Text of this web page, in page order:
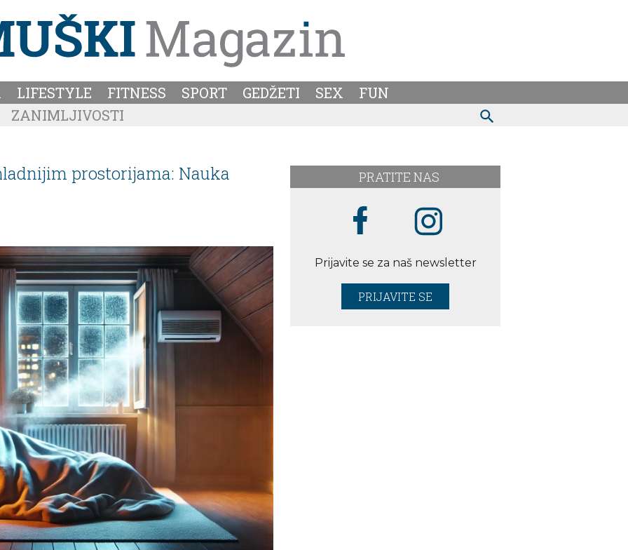
LIFESTYLE FITNESS SPORT GEDŽETI SEX
FUN
ZANIMLJIVOSTI
prostorijama: Nauka
PRATITE NAS
Prijavite se za naš newsletter
PRIJAVITE SE